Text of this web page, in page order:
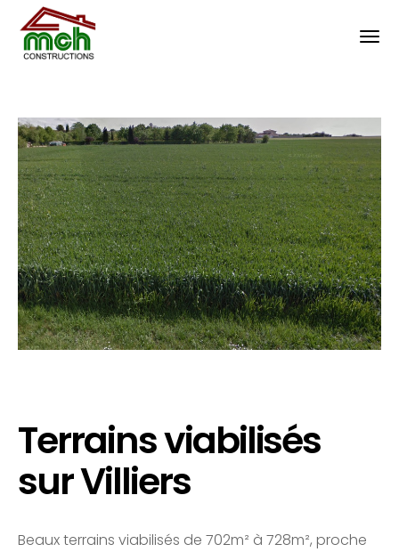
Terrains viabilisés
sur Villiers
Beaux terrains viabilisés de 702m² à 728m², proche